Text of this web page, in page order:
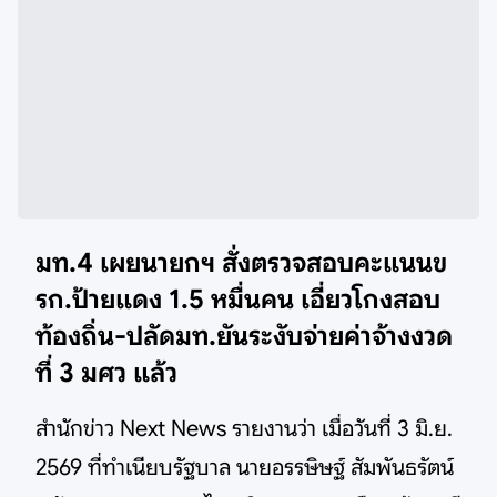
มท.4 เผยนายกฯ สั่งตรวจสอบคะแนนข
รก.ป้ายแดง 1.5 หมื่นคน เอี่ยวโกงสอบ
ท้องถิ่น-ปลัดมท.ยันระงับจ่ายค่าจ้างงวด
ที่ 3 มศว แล้ว
สำนักข่าว Next News รายงานว่า เมื่อวันที่ 3 มิ.ย.
2569 ที่ทำเนียบรัฐบาล นายอรรษิษฐ์ สัมพันธรัตน์